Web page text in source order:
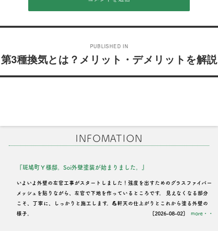
稿
PUBLISHED IN
第3種換気とは？メリット・デメリットを解説
INFOMATION
『斑鳩町Ｙ様邸。Soi外壁塗装が始まりました。』
いよいよ外壁の左官工事がスタートしました！強度を出すためのグラスファイバー
メッシュを貼りながら、左官で下地を作っているところです。 見えなくなる部分
こそ、丁寧に、しっかりと施工します。💪軒天の仕上がりとこれから塗る外壁の
様子。 [2026-08-02] more・・